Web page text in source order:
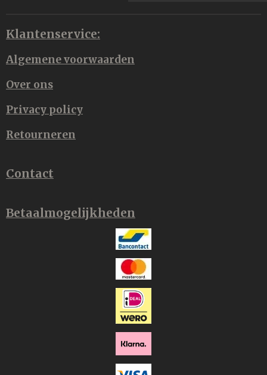
Klantenservice:
Algemene voorwaarden
Over ons
Privacy policy
Retourneren
Contact
Betaalmogelijkheden